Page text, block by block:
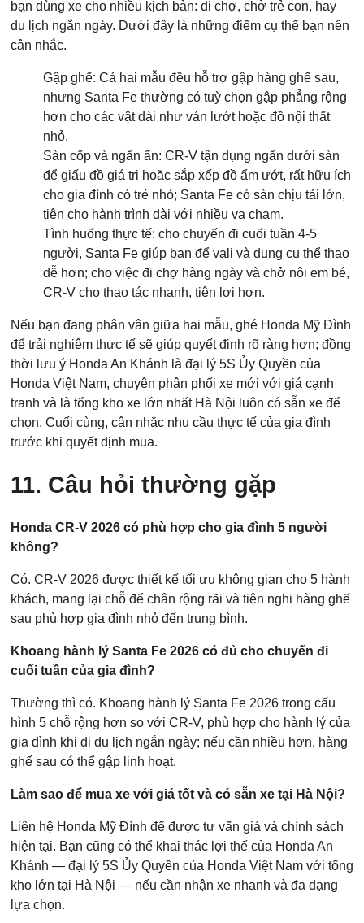
bạn dùng xe cho nhiều kịch bản: đi chợ, chở trẻ con, hay
du lịch ngắn ngày. Dưới đây là những điểm cụ thể bạn nên
cân nhắc.
Gập ghế: Cả hai mẫu đều hỗ trợ gập hàng ghế sau,
nhưng Santa Fe thường có tuỳ chọn gập phẳng rộng
hơn cho các vật dài như ván lướt hoặc đồ nội thất
nhỏ.
Sàn cốp và ngăn ẩn: CR-V tận dụng ngăn dưới sàn
để giấu đồ giá trị hoặc sắp xếp đồ ẩm ướt, rất hữu ích
cho gia đình có trẻ nhỏ; Santa Fe có sàn chịu tải lớn,
tiện cho hành trình dài với nhiều va chạm.
Tình huống thực tế: cho chuyến đi cuối tuần 4-5
người, Santa Fe giúp bạn để vali và dụng cụ thể thao
dễ hơn; cho việc đi chợ hàng ngày và chở nôi em bé,
CR-V cho thao tác nhanh, tiện lợi hơn.
Nếu bạn đang phân vân giữa hai mẫu, ghé Honda Mỹ Đình
để trải nghiệm thực tế sẽ giúp quyết định rõ ràng hơn; đồng
thời lưu ý Honda An Khánh là đại lý 5S Ủy Quyền của
Honda Việt Nam, chuyên phân phối xe mới với giá cạnh
tranh và là tổng kho xe lớn nhất Hà Nội luôn có sẵn xe để
chọn. Cuối cùng, cân nhắc nhu cầu thực tế của gia đình
trước khi quyết định mua.
11. Câu hỏi thường gặp
Honda CR-V 2026 có phù hợp cho gia đình 5 người
không?
Có. CR-V 2026 được thiết kế tối ưu không gian cho 5 hành
khách, mang lại chỗ để chân rộng rãi và tiện nghi hàng ghế
sau phù hợp gia đình nhỏ đến trung bình.
Khoang hành lý Santa Fe 2026 có đủ cho chuyến đi
cuối tuần của gia đình?
Thường thì có. Khoang hành lý Santa Fe 2026 trong cấu
hình 5 chỗ rộng hơn so với CR-V, phù hợp cho hành lý của
gia đình khi đi du lịch ngắn ngày; nếu cần nhiều hơn, hàng
ghế sau có thể gập linh hoạt.
Làm sao để mua xe với giá tốt và có sẵn xe tại Hà Nội?
Liên hệ Honda Mỹ Đình để được tư vấn giá và chính sách
hiện tại. Bạn cũng có thể khai thác lợi thế của Honda An
Khánh — đại lý 5S Ủy Quyền của Honda Việt Nam với tổng
kho lớn tại Hà Nội — nếu cần nhận xe nhanh và đa dạng
lựa chọn.